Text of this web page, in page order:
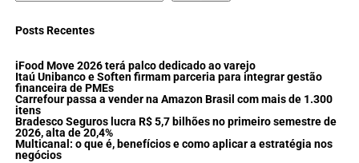
Posts Recentes
iFood Move 2026 terá palco dedicado ao varejo
Itaú Unibanco e Soften firmam parceria para integrar gestão
financeira de PMEs
Carrefour passa a vender na Amazon Brasil com mais de 1.300
itens
Bradesco Seguros lucra R$ 5,7 bilhões no primeiro semestre de
2026, alta de 20,4%
Multicanal: o que é, benefícios e como aplicar a estratégia nos
negócios